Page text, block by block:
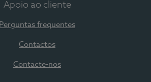
Apoio ao cliente
Perguntas frequentes
Contactos
Contacte-nos